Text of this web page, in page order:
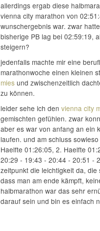
allerdings ergab diese
vienna city marathon von
wunschergebnis war. zwar
bisherige PB lag bei 02:59:19,
steigern?
jedenfalls machte mir eine
marathonwoche einen kleinen
mies und zwischenzeitlich
zu können.
leider sehe ich den vienna city
gemischten gefühlen. zwar
aber es war von anfang an ein
laufen. und am schluss
Haelfte 01:26:05, 2. Haelfte
20:29 - 19:43 - 20:44 - 20:51 -
zeitpunkt die leichtigkeit da,
dass man am ende kämpft,
halbmarathon war das sehr
darauf sein und bin es einfach